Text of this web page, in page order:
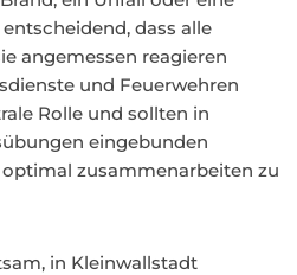
dass alle
angemessen reagieren
und Feuerwehren
Rolle und sollten in
eingebunden
zusammenarbeiten zu
in Kleinwallstadt